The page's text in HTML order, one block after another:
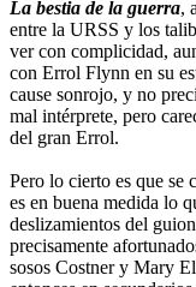
La bestia de la guerra,
entre la URSS y los
ver con complicidad,
con Errol Flynn en su
cause sonrojo, y no
mal intérprete, pero
del gran Errol.
Pero lo cierto es que se
es en buena medida lo
deslizamientos del
precisamente
sosos Costner y Mary